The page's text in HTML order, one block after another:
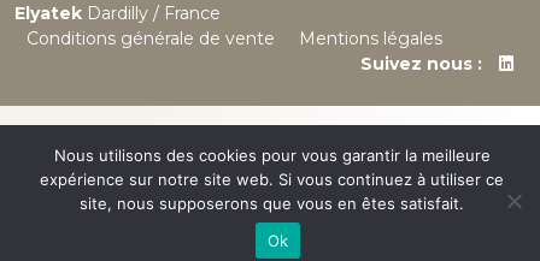
Elyatek Dardilly / France
Conditions générale de vente
Mentions légales
Suivez nous :
Nous utilisons des cookies pour vous garantir la meilleure
expérience sur notre site web. Si vous continuez à utiliser ce
site, nous supposerons que vous en êtes satisfait.
Ok